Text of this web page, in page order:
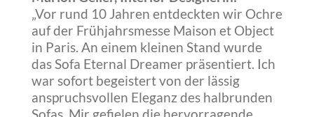
„Vor rund 10 Jahren entdeckten wir Ochre
auf der Frühjahrsmesse Maison et Object
in Paris. An einem kleinen Stand wurde
das Sofa Eternal Dreamer präsentiert. Ich
war sofort begeistert von der lässig
anspruchsvollen Eleganz des halbrunden